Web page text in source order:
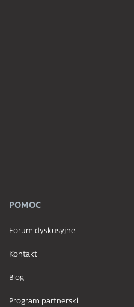
POMOC
Forum dyskusyjne
Kontakt
Blog
Program partnerski